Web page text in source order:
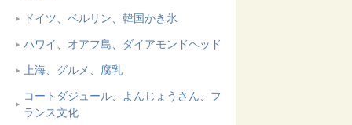
ドイツ、ベルリン、韓国かき氷
ハワイ、オアフ島、ダイアモンドヘッド
上海、グルメ、腐乳
コートダジュール、よんじょうさん、フ
ランス文化